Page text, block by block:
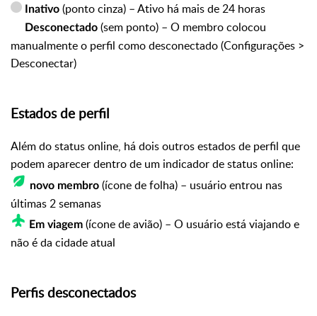
Inativo (ponto cinza) – Ativo há mais de 24 horas
Desconectado (sem ponto) – O membro colocou
manualmente o perfil como desconectado (Configurações >
Desconectar)
Estados de perfil
Além do status online, há dois outros estados de perfil que
podem aparecer dentro de um indicador de status online:
novo membro (ícone de folha) – usuário entrou nas
últimas 2 semanas
Em viagem (ícone de avião) – O usuário está viajando e
não é da cidade atual
Perfis desconectados